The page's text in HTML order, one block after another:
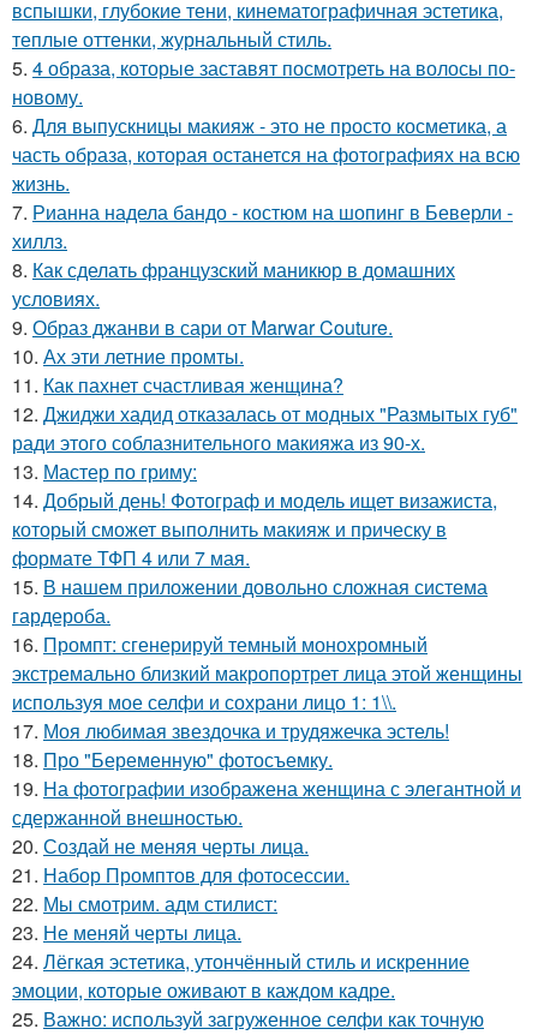
вспышки, глубокие тени, кинематографичная эстетика,
теплые оттенки, журнальный стиль.
5. 4 образа, которые заставят посмотреть на волосы по-
новому.
6. Для выпускницы макияж - это не просто косметика, а
часть образа, которая останется на фотографиях на всю
жизнь.
7. Рианна надела бандо - костюм на шопинг в Беверли -
хиллз.
8. Как сделать французский маникюр в домашних
условиях.
9. Образ джанви в сари от Marwar Couture.
10. Ах эти летние промты.
11. Как пахнет счастливая женщина?
12. Джиджи хадид отказалась от модных "Размытых губ"
ради этого соблазнительного макияжа из 90-х.
13. Мастер по гриму:
14. Добрый день! Фотограф и модель ищет визажиста,
который сможет выполнить макияж и прическу в
формате ТФП 4 или 7 мая.
15. В нашем приложении довольно сложная система
гардероба.
16. Промпт: сгенерируй темный монохромный
экстремально близкий макропортрет лица этой женщины
используя мое селфи и сохрани лицо 1: 1\\.
17. Моя любимая звездочка и трудяжечка эстель!
18. Про "Беременную" фотосъемку.
19. На фотографии изображена женщина с элегантной и
сдержанной внешностью.
20. Создай не меняя черты лица.
21. Набор Промптов для фотосессии.
22. Мы смотрим. адм стилист:
23. Не меняй черты лица.
24. Лёгкая эстетика, утончённый стиль и искренние
эмоции, которые оживают в каждом кадре.
25. Важно: используй загруженное селфи как точную